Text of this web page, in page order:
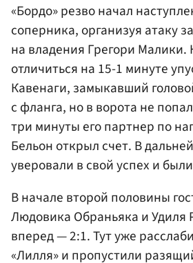
«Бордо» резво начал
соперника, организуя атаку
на владения Грегори
отличиться на 15-1 минуте
Кавенаги, замыкавший
с фланга, но в ворота не
три минуты его партнер по
Бельон открыл счет. В
уверовали в свой успех и
В начале второй половины
Людовика Обраньяка и Удиля
вперед — 2:1. Тут уже
«Лилля» и пропустили